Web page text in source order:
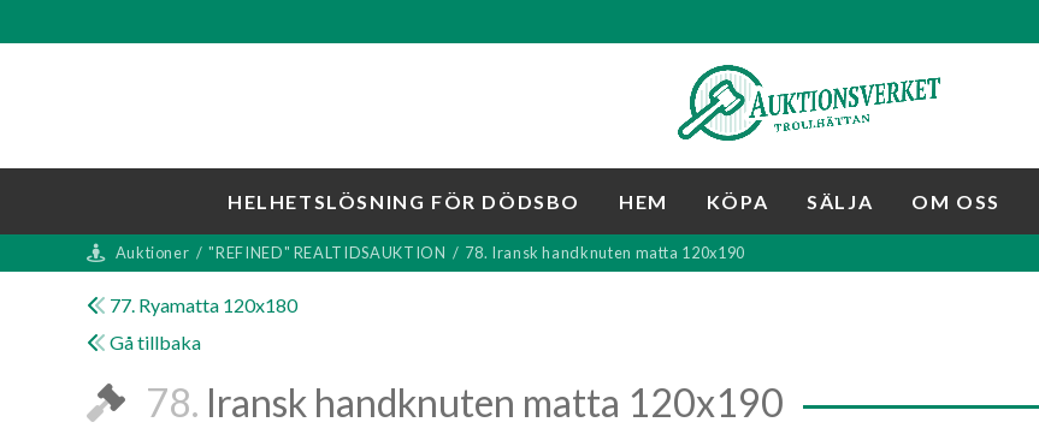
HELHETSLÖSNING FÖR DÖDSBO HEM KÖPA SÄLJA OM OSS
Auktioner / "REFINED" REALTIDSAUKTION / 78. Iransk handknuten matta 120x190
77. Ryamatta 120x180
Gå tillbaka
78. Iransk handknuten matta 120x190